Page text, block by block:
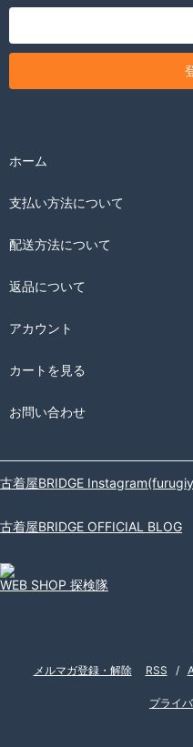
ホーム
支払い方法について
配送方法について
返品について
アカウント
カートを見る
お問い合わせ
古着屋BRIDGE
古着屋BRIDGE OFFICIAL BLOG
WEB SHOP 探検隊
メルマガ登録・解除 RSS /
プライ